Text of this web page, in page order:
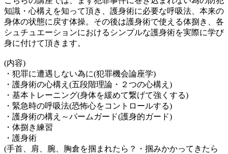
知識・心構えを知って頂き、護身術に必要な呼吸法、本来の
身体の状態に戻す体操。その後は護身術で使える体捌き、各
シュチュエーションにおけるシンプルな護身術を実際に学び
身に付けて頂きます。
(内容)
・犯罪に遭遇しない為に(犯罪機会論座学)
・護身術の心構え(五段階理論・２つの心構え)
・基本トレーニング(身体を緩めて繋げて強くする)
・緊急時の呼吸法(恐怖心をコントロールする)
・護身術の構え～パームガード(護身的ガード)
・体捌き練習
・護身術
(手首、肩、腕、胸倉を掴まれたら？・掴みかかってきたら